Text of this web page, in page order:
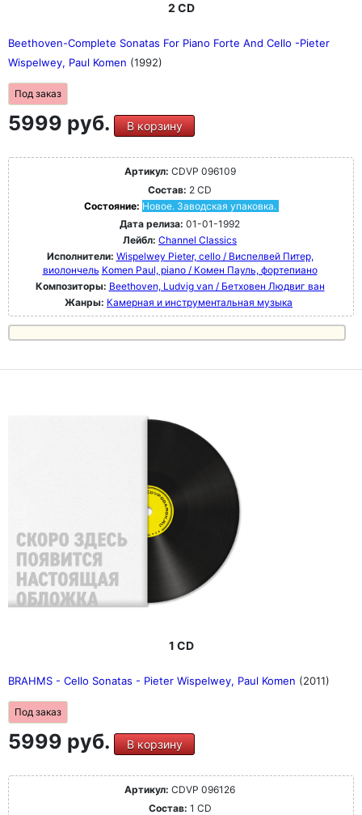
2 CD
Beethoven-Complete Sonatas For Piano Forte And Cello -Pieter
Wispelwey, Paul Komen (1992)
Под заказ
5999 руб. В корзину
Артикул: CDVP 096109
Состав: 2 CD
Состояние: Новое. Заводская упаковка.
Дата релиза: 01-01-1992
Лейбл: Channel Classics
Исполнители: Wispelwey Pieter, cello / Виспелвей Питер,
виолончель Komen Paul, piano / Комен Пауль, фортепиано
Композиторы: Beethoven, Ludvig van / Бетховен Людвиг ван
Жанры: Камерная и инструментальная музыка
1 CD
BRAHMS - Cello Sonatas - Pieter Wispelwey, Paul Komen (2011)
Под заказ
5999 руб. В корзину
Артикул: CDVP 096126
Состав: 1 CD